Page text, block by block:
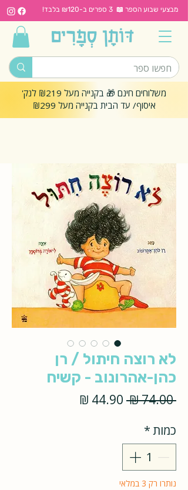
מבצעי שבוע הספר 📖 3 ספרים ב-₪120 בלבד!
משלוחים חינם 🎁 בקנייה מעל ₪219 לנק'
איסוף/ עד הבית בקנייה מעל ₪299
לא רוצה חיתול / רן
כהן-אהרונוב - קשיח
‏74.00 ‏₪
מחיר
כמות*
נותרו רק 3 במלאי